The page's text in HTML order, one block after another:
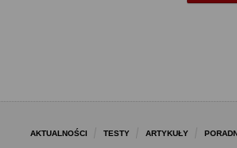
AKTUALNOŚCI TESTY ARTYKUŁY